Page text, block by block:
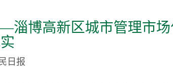
博高新区城市管理市场
日报